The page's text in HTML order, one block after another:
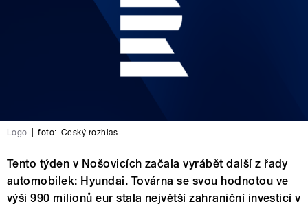
Logo foto: Český rozhlas
Tento týden v Nošovicích začala vyrábět další z řady
automobilek: Hyundai. Továrna se svou hodnotou ve
výši 990 milionů eur stala největší zahraniční investicí v